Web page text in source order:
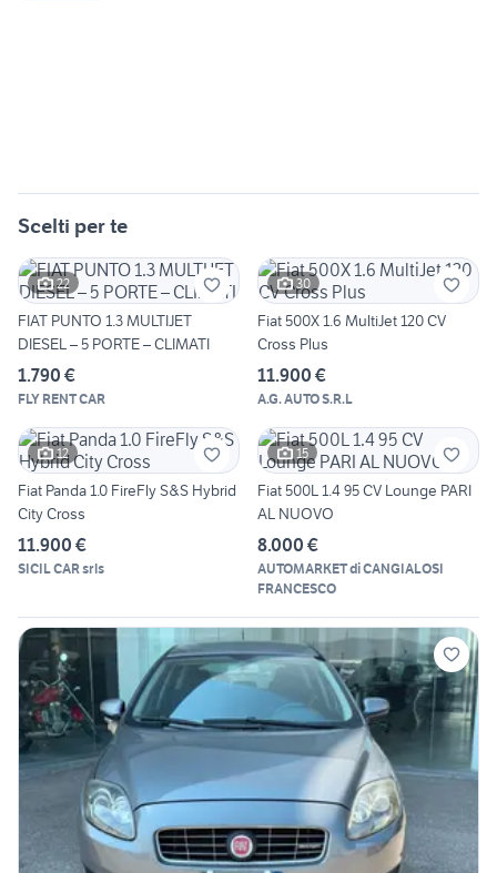
Scelti per te
22
FIAT PUNTO 1.3 MULTIJET
DIESEL – 5 PORTE – CLIMATI
1.790 €
FLY RENT CAR
30
Fiat 500X 1.6 MultiJet 120 CV
Cross Plus
11.900 €
A.G. AUTO S.R.L
12
Fiat Panda 1.0 FireFly S&S Hybrid
City Cross
11.900 €
SICIL CAR srls
15
Fiat 500L 1.4 95 CV Lounge PARI
AL NUOVO
8.000 €
AUTOMARKET di CANGIALOSI
FRANCESCO